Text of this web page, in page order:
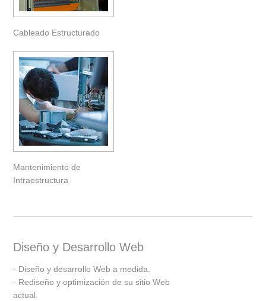
Cableado Estructurado
Mantenimiento de
Intraestructura
Diseño y Desarrollo Web
- Diseño y desarrollo Web a medida.
- Rediseño y optimización de su sitio Web
actual.